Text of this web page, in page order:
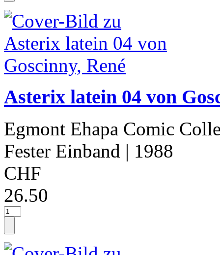
Asterix latein 04 von
Egmont Ehapa Comic
Fester Einband | 1988
CHF
26.50